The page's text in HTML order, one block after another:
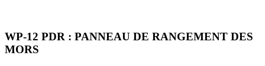
WP-12 PDR : PANNEAU DE RANGEMENT DES
MORS